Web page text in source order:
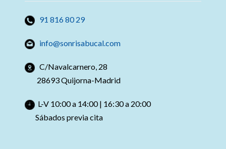
91 816 80 29
info@sonrisabucal.com
C/Navalcarnero, 28
28693 Quijorna-Madrid
L-V 10:00 a 14:00 | 16:30 a 20:00
Sábados previa cita